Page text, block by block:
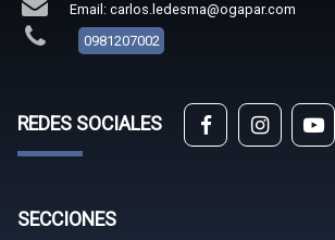
Email: carlos.ledesma@ogapar.com
0981207002
REDES SOCIALES
SECCIONES